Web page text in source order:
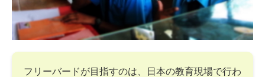
フリーバードが目指すのは、日本の教育現場で行わ